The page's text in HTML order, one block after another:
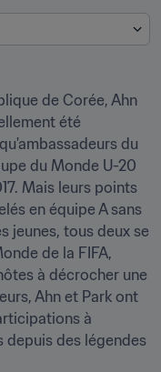
de Corée, Ahn
été
du
du Monde U-20
Mais leurs points
en équipe A sans
tous deux se
de la FIFA,
à décrocher une
Ahn et Park ont
à
depuis des légendes